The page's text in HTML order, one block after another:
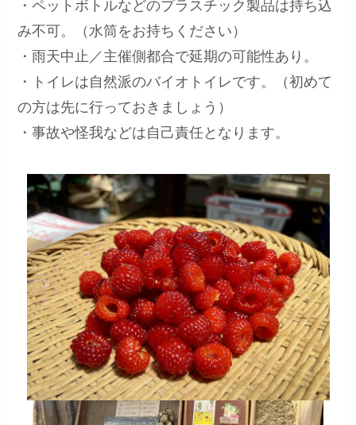
・ペットボトルなどのプラスチック製品は持ち込
み不可。（水筒をお持ちください）
・雨天中止／主催側都合で延期の可能性あり。
・トイレは自然派のバイオトイレです。（初めて
の方は先に行っておきましょう）
・事故や怪我などは自己責任となります。